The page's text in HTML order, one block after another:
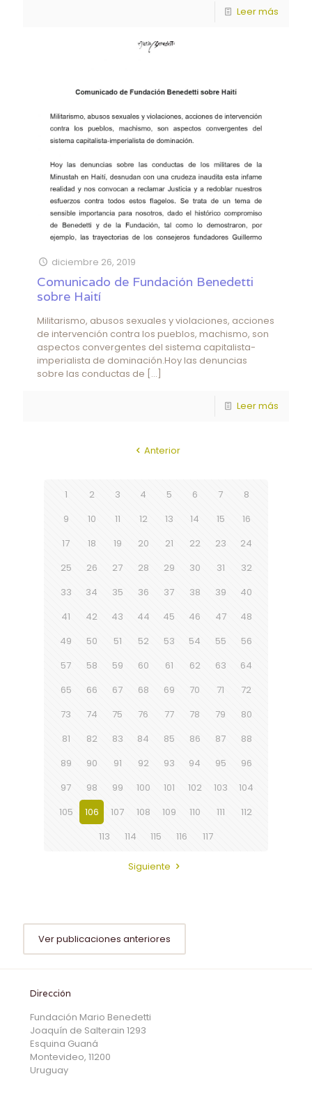
Leer más
diciembre 26, 2019
Comunicado de Fundación Benedetti
sobre Haití
Militarismo, abusos sexuales y violaciones, acciones
de intervención contra los pueblos, machismo, son
aspectos convergentes del sistema capitalista-
imperialista de dominación.Hoy las denuncias
sobre las conductas de […]
Leer más
Anterior
1 2 3 4 5 6 7
8
9
10 11 12 13 14 15
16
17
18 19 20 21 22 23
24
25
26 27 28 29 30 31
32
33
34 35 36 37 38 39
40
41
42 43 44 45 46 47
48
49
50 51 52 53 54 55
56
57
58 59 60 61 62 63
64
65
66 67 68 69 70 71
72
73
74 75 76 77 78 79
80
81
82 83 84 85 86 87
88
89
90 91 92 93 94 95
96
97
98 99 100 101 102 103
104
105
106 107 108 109 110 111
112
113
114 115 116 117
Siguiente
Ver publicaciones anteriores
Dirección
Fundación Mario Benedetti
Joaquín de Salterain 1293
Esquina Guaná
Montevideo, 11200
Uruguay